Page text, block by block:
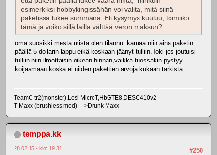
esimerkiksi hobbykingissähän voi valita, mitä siinä
paketissa lukee summana. Eli kysymys kuuluu, toimiiko
tämä ja voiko sillä lailla välttää veron maksun?
oma suosikki mesta mistä olen tilannut kamaa niin aina paketin
päällä 5 dollarin lappu eikä koskaan jäänyt tulliin.Toki jos joutuisi
tulliin niin ilmottaisin oikean hinnan,vaikka tuossakin pystyy
koijaamaan koska ei niiden pakettien arvoja kukaan tarkista.
TeamC tr2(monster),Losi MicroT,HbGTE8,DESC410v2
T-Maxx (brushless mod) --->Drunk Maxx
temppa.kk
#250
28.02.15 - klo: 19.31